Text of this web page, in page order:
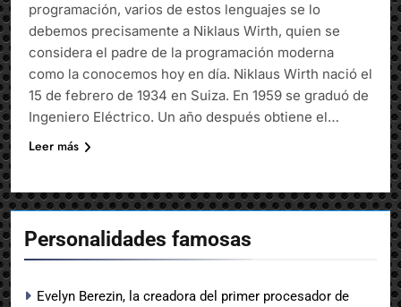
Personalidades famosas
Evelyn Berezin, la creadora del primer procesador de
programación, varios de estos lenguajes se lo
debemos precisamente a Niklaus Wirth, quien se
considera el padre de la programación moderna
como la conocemos hoy en día. Niklaus Wirth nació el
15 de febrero de 1934 en Suiza. En 1959 se graduó de
Ingeniero Eléctrico. Un año después obtiene el…
Leer más